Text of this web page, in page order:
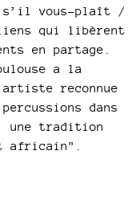
s’il vous-plaît /
liens qui libèrent
en partage.
a la
reconnue
dans
une tradition
africain".